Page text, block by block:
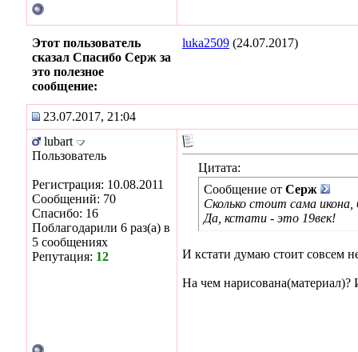
Этот пользователь
сказал Спасибо Серж за
это полезное
сообщение:
luka2509 (24.07.2017)
23.07.2017, 21:04
lubart
Пользователь
Регистрация: 10.08.2011
Сообщений: 70
Спасибо: 16
Поблагодарили 6 раз(а) в
5 сообщениях
Репутация: 12
Цитата:
Сообщение от Серж
Сколько стоит сама
Да, кстати - это 19век!
И кстати думаю стоит совсем
На чем